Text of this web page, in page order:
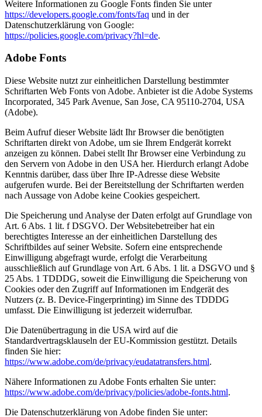
Weitere Informationen zu Google Fonts finden Sie unter
https://developers.google.com/fonts/faq und in der
Datenschutzerklärung von Google:
https://policies.google.com/privacy?hl=de.
Adobe Fonts
Diese Website nutzt zur einheitlichen Darstellung bestimmter
Schriftarten Web Fonts von Adobe. Anbieter ist die Adobe Systems
Incorporated, 345 Park Avenue, San Jose, CA 95110-2704, USA
(Adobe).
Beim Aufruf dieser Website lädt Ihr Browser die benötigten
Schriftarten direkt von Adobe, um sie Ihrem Endgerät korrekt
anzeigen zu können. Dabei stellt Ihr Browser eine Verbindung zu
den Servern von Adobe in den USA her. Hierdurch erlangt Adobe
Kenntnis darüber, dass über Ihre IP-Adresse diese Website
aufgerufen wurde. Bei der Bereitstellung der Schriftarten werden
nach Aussage von Adobe keine Cookies gespeichert.
Die Speicherung und Analyse der Daten erfolgt auf Grundlage von
Art. 6 Abs. 1 lit. f DSGVO. Der Websitebetreiber hat ein
berechtigtes Interesse an der einheitlichen Darstellung des
Schriftbildes auf seiner Website. Sofern eine entsprechende
Einwilligung abgefragt wurde, erfolgt die Verarbeitung
ausschließlich auf Grundlage von Art. 6 Abs. 1 lit. a DSGVO und §
25 Abs. 1 TDDDG, soweit die Einwilligung die Speicherung von
Cookies oder den Zugriff auf Informationen im Endgerät des
Nutzers (z. B. Device-Fingerprinting) im Sinne des TDDDG
umfasst. Die Einwilligung ist jederzeit widerrufbar.
Die Datenübertragung in die USA wird auf die
Standardvertragsklauseln der EU-Kommission gestützt. Details
finden Sie hier:
https://www.adobe.com/de/privacy/eudatatransfers.html.
Nähere Informationen zu Adobe Fonts erhalten Sie unter:
https://www.adobe.com/de/privacy/policies/adobe-fonts.html.
Die Datenschutzerklärung von Adobe finden Sie unter: